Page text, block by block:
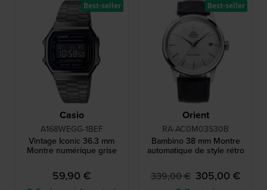
Casio
A168WEGG-1BEF
Vintage Iconic 36.3 mm
Montre numérique grise
59,90 €
Best-seller
Orient
RA-AC0M03S30B
Bambino 38 mm Montre
automatique de style rétro
339,00 € 305,00 €
Best-seller